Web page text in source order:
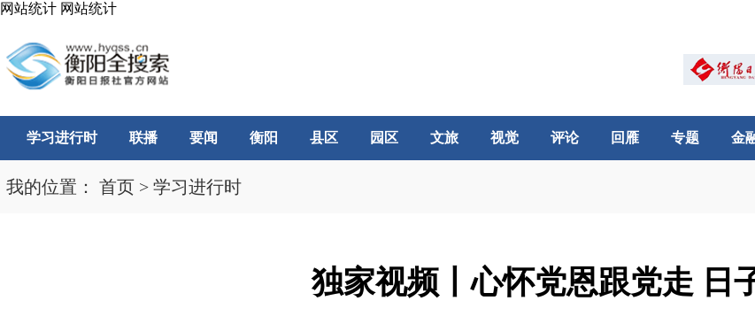
网站统计 网站统计
学习进行时 联播 要闻 衡阳 县区 园区 文旅 视觉 评论 回雁 专题 金
我的位置： 首页 > 学习进行时
独家视频丨心怀党恩跟党走 日